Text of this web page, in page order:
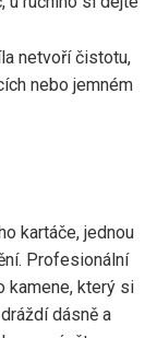
netvoří čistotu,
nebo jemném
kartáče, jednou
Profesionální
kamene, který si
dásně a